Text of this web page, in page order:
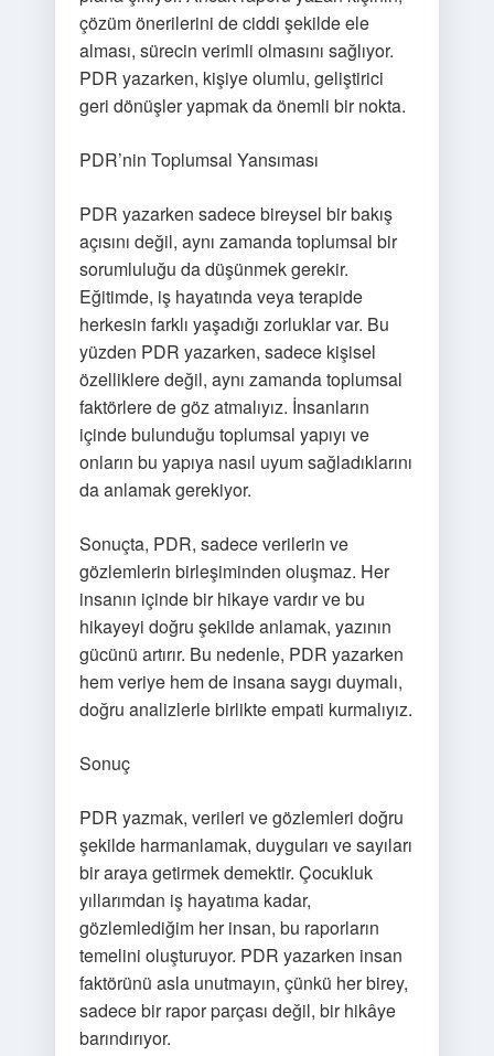
çözüm önerilerini de ciddi şekilde ele
alması, sürecin verimli olmasını sağlıyor.
PDR yazarken, kişiye olumlu, geliştirici
geri dönüşler yapmak da önemli bir nokta.
PDR’nin Toplumsal Yansıması
PDR yazarken sadece bireysel bir bakış
açısını değil, aynı zamanda toplumsal bir
sorumluluğu da düşünmek gerekir.
Eğitimde, iş hayatında veya terapide
herkesin farklı yaşadığı zorluklar var. Bu
yüzden PDR yazarken, sadece kişisel
özelliklere değil, aynı zamanda toplumsal
faktörlere de göz atmalıyız. İnsanların
içinde bulunduğu toplumsal yapıyı ve
onların bu yapıya nasıl uyum sağladıklarını
da anlamak gerekiyor.
Sonuçta, PDR, sadece verilerin ve
gözlemlerin birleşiminden oluşmaz. Her
insanın içinde bir hikaye vardır ve bu
hikayeyi doğru şekilde anlamak, yazının
gücünü artırır. Bu nedenle, PDR yazarken
hem veriye hem de insana saygı duymalı,
doğru analizlerle birlikte empati kurmalıyız.
Sonuç
PDR yazmak, verileri ve gözlemleri doğru
şekilde harmanlamak, duyguları ve sayıları
bir araya getirmek demektir. Çocukluk
yıllarımdan iş hayatıma kadar,
gözlemlediğim her insan, bu raporların
temelini oluşturuyor. PDR yazarken insan
faktörünü asla unutmayın, çünkü her birey,
sadece bir rapor parçası değil, bir hikâye
barındırıyor.